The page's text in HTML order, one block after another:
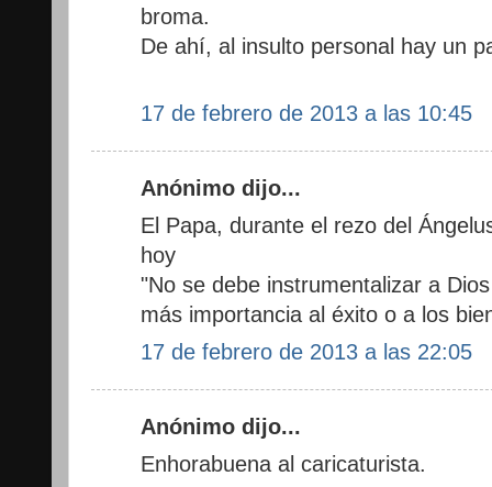
broma.
De ahí, al insulto personal hay un
17 de febrero de 2013 a las 10:45
Anónimo dijo...
El Papa, durante el rezo del
hoy
"No se debe instrumentalizar a
más importancia al éxito o a los
17 de febrero de 2013 a las 22:05
Anónimo dijo...
Enhorabuena al caricaturista.